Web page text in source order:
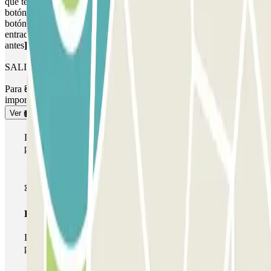
botón. A LA SALIDA: Una vez que hayas entrado, recibirás el
botón para abrir la salida. El proceso es el mismo que para la
entrada. MARGEN: Puedes acceder al aparcamiento hasta 1 hora
antes de tu reserva, pero se te cobrará por este tiempo extra.
SALIDA PEATONAL
Para el acceso peatonal, consulta nuestro apartado de ""Información
importante""."
Ver más
Productos de Parclick
Pase básico
Durante tu estancia podrás entrar y salir una única vez al
parking
Pase multiparking
Durante tu estancia podrás hacer uso de toda la red de
parkings de este operador disponibles en Parclick.